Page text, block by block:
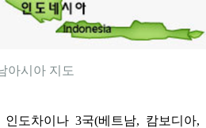
아시아 지도
도차이나 3국(베트남, 캄보디아,